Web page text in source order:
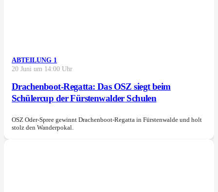
ABTEILUNG 1
20 Juni um 14:00 Uhr
Drachenboot-Regatta: Das OSZ siegt beim
Schülercup der Fürstenwalder Schulen
OSZ Oder-Spree gewinnt Drachenboot-Regatta in Fürstenwalde und holt
stolz den Wanderpokal.